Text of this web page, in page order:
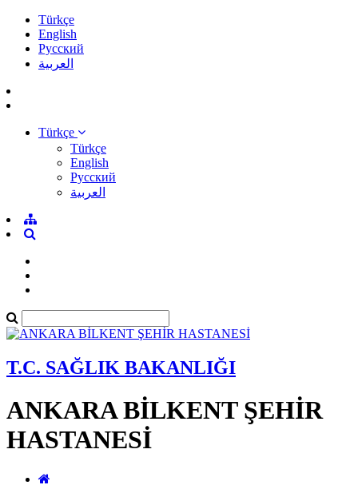
Türkçe
English
Pусский
العربية
Türkçe
Türkçe
English
Pусский
العربية
T.C. SAĞLIK BAKANLIĞI
ANKARA BİLKENT ŞEHİR
HASTANESİ